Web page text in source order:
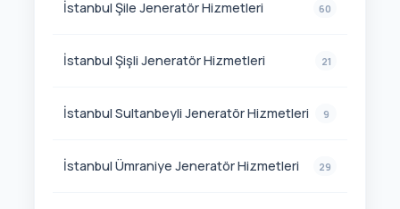
İstanbul Şile Jeneratör Hizmetleri 60
İstanbul Şişli Jeneratör Hizmetleri 21
İstanbul Sultanbeyli Jeneratör Hizmetleri 9
İstanbul Ümraniye Jeneratör Hizmetleri 29